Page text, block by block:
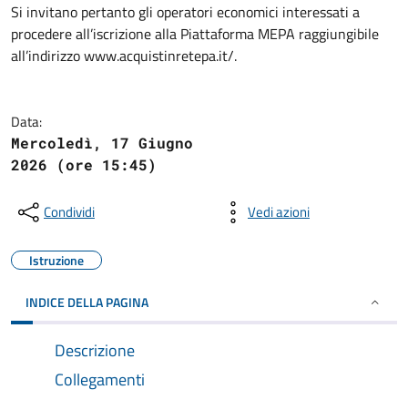
Si invitano pertanto gli operatori economici interessati a
procedere all’iscrizione alla Piattaforma MEPA raggiungibile
all’indirizzo www.acquistinretepa.it/.
Data:
Mercoledì, 17 Giugno
2026 (ore 15:45)
Condividi Vedi azioni
Istruzione
INDICE DELLA PAGINA
Descrizione
Collegamenti